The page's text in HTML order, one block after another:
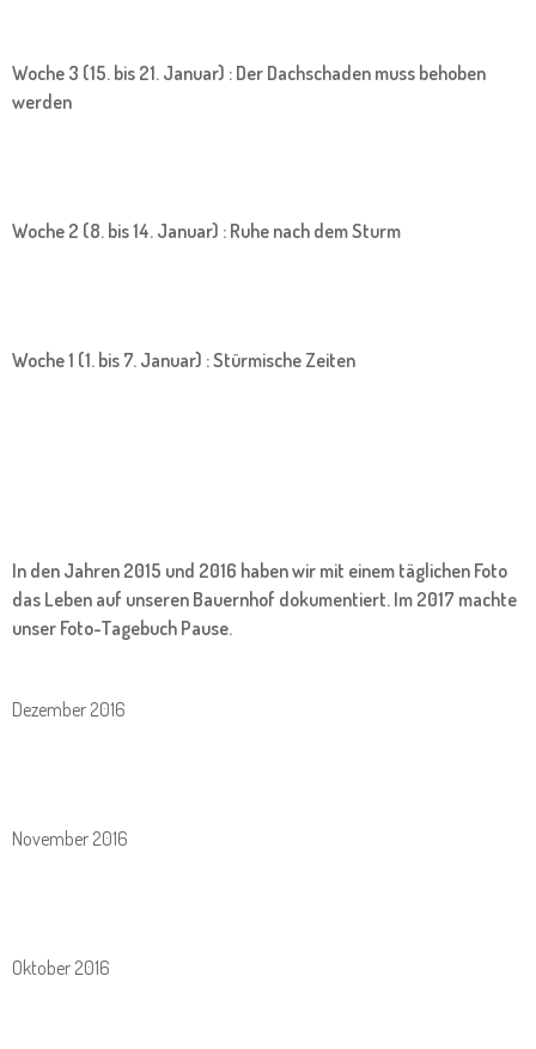
Woche 3 (15. bis 21. Januar) : Der Dachschaden muss behoben
werden
Woche 2 (8. bis 14. Januar) : Ruhe nach dem Sturm
Woche 1 (1. bis 7. Januar) : Stürmische Zeiten
In den Jahren 2015 und 2016 haben wir mit einem täglichen Foto
das Leben auf unseren Bauernhof dokumentiert. Im 2017 machte
unser Foto-Tagebuch Pause.
Dezember 2016
November 2016
Oktober 2016